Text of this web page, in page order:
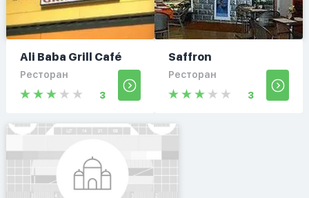
Ali Baba Grill Café
Ресторан
3
Saffron
Ресторан
3